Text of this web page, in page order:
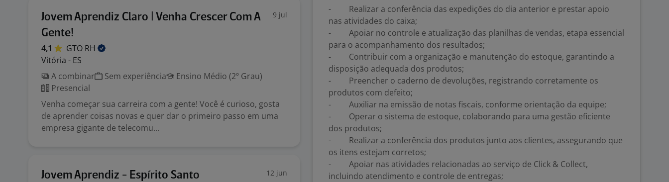
Jovem Aprendiz Claro | Venha Crescer Com A
Gente!
9 jul
4,1 GTO RH
Vitória - ES
A combinar
Sem experiência
Ensino Médio (2º Grau)
Presencial
Venha começar sua carreira com a gente! Você é curioso, gosta
de aprender coisas novas e quer dar o primeiro passo em uma
empresa gigante de telecomu...
Jovem Aprendiz - Espírito Santo 12 jun
- Realizar a conferência das expedições do dia anterior e prestar apoio
nas atividades do caixa;
- Apoiar no controle e atualização das planilhas de vendas, etapa essencial
para o acompanhamento dos resultados;
- Contribuir com a organização e manutenção do estoque, garantindo a
disposição adequada dos produtos;
- Preencher o caderno de devoluções, registrando corretamente os
produtos com defeito;
- Auxiliar na emissão de notas fiscais, conforme orientação da equipe;
- Operar o sistema de estoque, colaborando para uma gestão eficiente
dos produtos;
- Realizar a conferência dos produtos junto aos clientes, assegurando que
os itens estejam corretos;
- Apoiar nas atividades relacionadas ao serviço de Click & Collect,
incluindo atendimento e controle de entregas;